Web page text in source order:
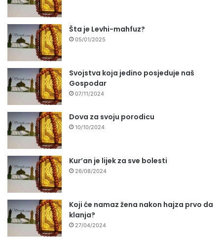
Šta je Levhi-mahfuz?
05/01/2025
Svojstva koja jedino posjeduje naš
Gospodar
07/11/2024
Dova za svoju porodicu
10/10/2024
Kur’an je lijek za sve bolesti
26/08/2024
Koji će namaz žena nakon hajza prvo da
klanja?
27/04/2024